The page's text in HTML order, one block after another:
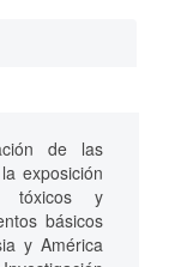
de las
exposición
tóxicos y
básicos
y América